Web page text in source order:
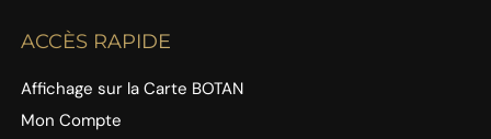
ACCÈS RAPIDE
Affichage sur la Carte BOTAN
Mon Compte